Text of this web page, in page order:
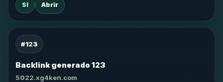
SI Abrir
#123
Backlink generado 123
5022.xg4ken.com